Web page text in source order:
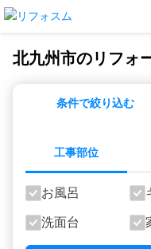
北九州市のリフォ
条件で絞り込む
工事部位
お風呂
洗面台